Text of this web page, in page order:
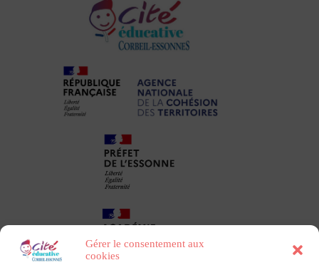
Gérer le consentement aux
cookies